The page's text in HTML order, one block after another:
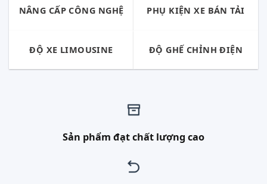
NÂNG CẤP CÔNG NGHỆ PHỤ KIỆN XE BÁN TẢI
ĐỘ XE LIMOUSINE ĐỘ GHẾ CHỈNH ĐIỆN
Sản phẩm đạt chất lượng cao